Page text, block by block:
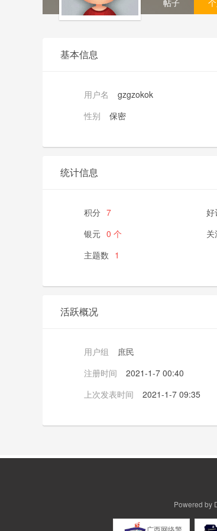
帖子
基本信息
用户名 gzgzokok
性别
保密
统计信息
积分 7 好
银元 0 个 关
主题数 1
活跃概况
用户组
庶民
注册时间
2021-1-7 00:40
上次发表时间
2021-1-7 09:35
Powered by
广西网络警